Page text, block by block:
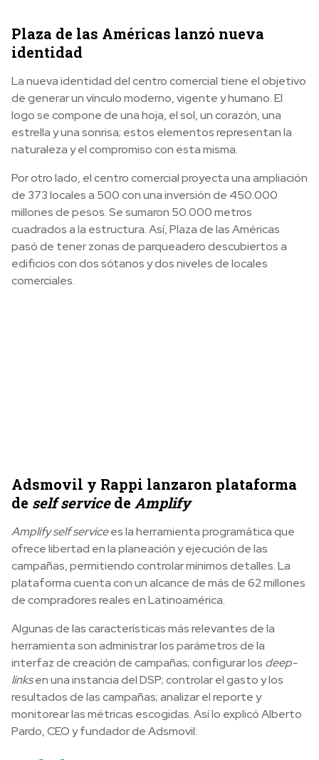
Plaza de las Américas lanzó nueva
identidad
La nueva identidad del centro comercial tiene el objetivo
de generar un vínculo moderno, vigente y humano. El
logo se compone de una hoja, el sol, un corazón, una
estrella y una sonrisa; estos elementos representan la
naturaleza y el compromiso con esta misma.
Por otro lado, el centro comercial proyecta una ampliación
de 373 locales a 500 con una inversión de 450.000
millones de pesos. Se sumaron 50.000 metros
cuadrados a la estructura. Así, Plaza de las Américas
pasó de tener zonas de parqueadero descubiertos a
edificios con dos sótanos y dos niveles de locales
comerciales.
Adsmovil y Rappi lanzaron plataforma
de self servicede Amplify
Amplify self servicees la herramienta programática que
ofrece libertad en la planeación y ejecución de las
campañas, permitiendo controlar mínimos detalles. La
plataforma cuenta con un alcance de más de 62 millones
de compradores reales en Latinoamérica.
Algunas de las características más relevantes de la
herramienta son administrar los parámetros de la
interfaz de creación de campañas; configurar los deep-
linksen una instancia del DSP; controlar el gasto y los
resultados de las campañas; analizar el reporte y
monitorear las métricas escogidas. Así lo explicó Alberto
Pardo, CEO y fundador de Adsmovil: